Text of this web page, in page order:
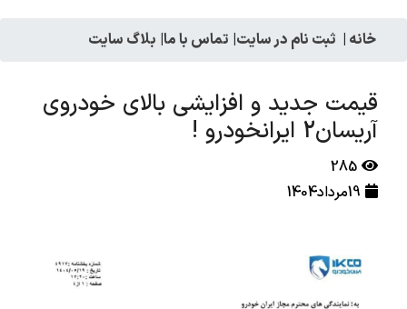
خانه | ثبت نام در سایت| تماس با ما| بلاگ سایت
قیمت جدید و افزایشی بالای خودروی
آریسان2 ایرانخودرو !
285
19مرداد1404